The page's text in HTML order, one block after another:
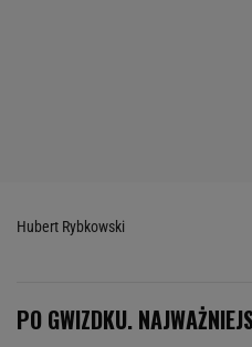
Hubert Rybkowski